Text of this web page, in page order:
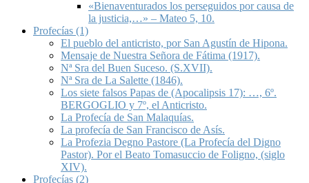
«Bienaventurados los perseguidos por causa de
la justicia,…» – Mateo 5, 10.
Profecías (1)
El pueblo del anticristo, por San Agustín de Hipona.
Mensaje de Nuestra Señora de Fátima (1917).
Nª Sra del Buen Suceso. (S.XVII).
Nª Sra de La Salette (1846).
Los siete falsos Papas de (Apocalipsis 17): …, 6º.
BERGOGLIO y 7º, el Anticristo.
La Profecía de San Malaquías.
La profecía de San Francisco de Asís.
La Profezia Degno Pastore (La Profecía del Digno
Pastor). Por el Beato Tomasuccio de Foligno, (siglo
XIV).
Profecías (2)